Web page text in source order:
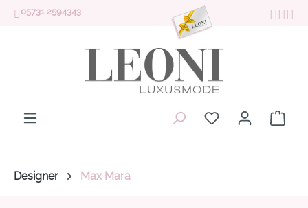
Zum Hauptinhalt springen
05731 2594343
Du hast 0
Designer Max Mara